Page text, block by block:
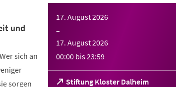
17. August 2026
–
17. August 2026
00:00 bis23:59
Stiftung Kloster Dalheim
(Öffnet
und
sich an
sorgen